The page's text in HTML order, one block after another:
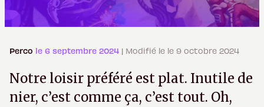
Perco le 6 septembre 2024 | Modifié le le 9 octobre 2024
Notre loisir préféré est plat. Inutile de
nier, c’est comme ça, c’est tout. Oh,